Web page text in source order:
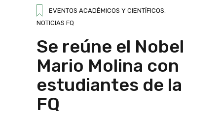
EVENTOS ACADÉMICOS Y CIENTÍFICOS,
NOTICIAS FQ
Se reúne el Nobel
Mario Molina con
estudiantes de la
FQ